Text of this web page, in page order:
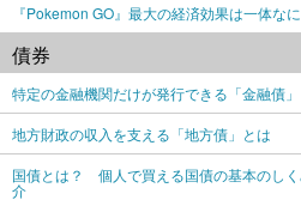
『Pokemon GO』最大の経済効果は一体な
債券
特定の金融機関だけが発行できる「金融債
地方財政の収入を支える「地方債」とは
国債とは？ 個人で買える国債の基本のし
介